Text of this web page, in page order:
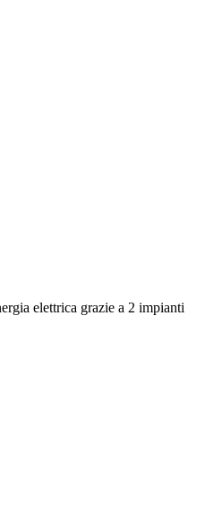
elettrica grazie a 2 impianti